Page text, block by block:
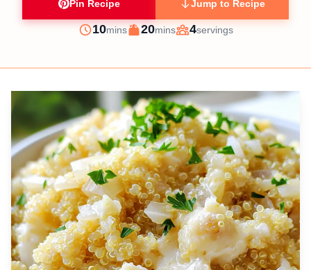
Pin Recipe Jump to Recipe
Prep
10minutes
mins
Cook
20minutes
mins
Servings
4servings